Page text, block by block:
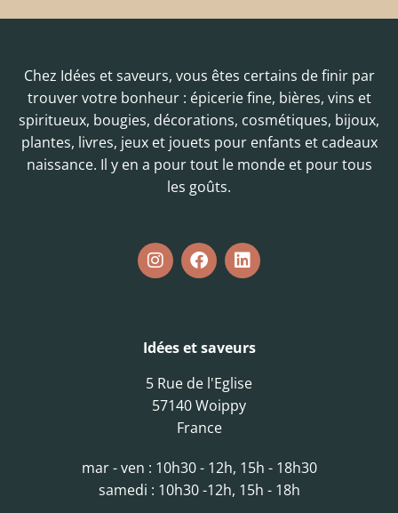
Chez Idées et saveurs, vous êtes certains de finir par
trouver votre bonheur : épicerie fine, bières, vins et
spiritueux, bougies, décorations, cosmétiques, bijoux,
plantes, livres, jeux et jouets pour enfants et cadeaux
naissance. Il y en a pour tout le monde et pour tous
les goûts.
Idées et saveurs
5 Rue de l'Eglise
57140 Woippy
France
mar - ven : 10h30 - 12h, 15h - 18h30
samedi : 10h30 -12h, 15h - 18h